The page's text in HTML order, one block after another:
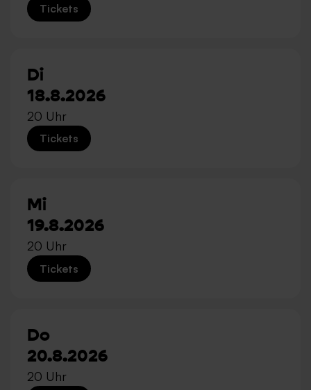
Tickets
Di
18.8.2026
20 Uhr
Tickets
Mi
19.8.2026
20 Uhr
Tickets
Do
20.8.2026
20 Uhr